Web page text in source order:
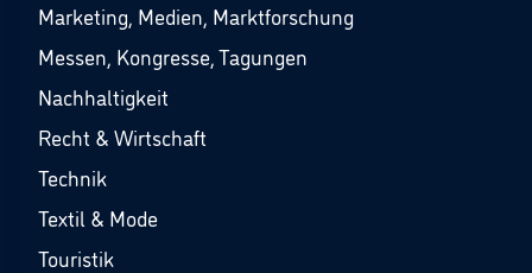
Marketing, Medien, Marktforschung
Messen, Kongresse, Tagungen
Nachhaltigkeit
Recht & Wirtschaft
Technik
Textil & Mode
Touristik